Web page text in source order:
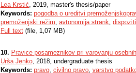
Lea Krstić, 2019, master's thesis/paper
Keywords: pogodba o ureditvi
premoženjski režim, avtonomija strank,
Full text (file, 1,07 MB)
10. Pravice posameznikov pri varovanju
Urša Jenko, 2018, undergraduate thesis
Keywords: pravo, civilno pravo, varstvo